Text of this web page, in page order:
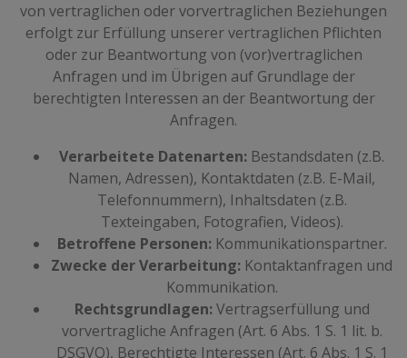
von vertraglichen oder vorvertraglichen Beziehungen
erfolgt zur Erfüllung unserer vertraglichen Pflichten
oder zur Beantwortung von (vor)vertraglichen
Anfragen und im Übrigen auf Grundlage der
berechtigten Interessen an der Beantwortung der
Anfragen.
Verarbeitete Datenarten: Bestandsdaten (z.B.
Namen, Adressen), Kontaktdaten (z.B. E-Mail,
Telefonnummern), Inhaltsdaten (z.B.
Texteingaben, Fotografien, Videos).
Betroffene Personen:Kommunikationspartner.
Zwecke der Verarbeitung: Kontaktanfragen und
Kommunikation.
Rechtsgrundlagen:Vertragserfüllung und
vorvertragliche Anfragen (Art. 6 Abs. 1 S. 1 lit. b.
DSGVO), Berechtigte Interessen (Art. 6 Abs. 1 S. 1